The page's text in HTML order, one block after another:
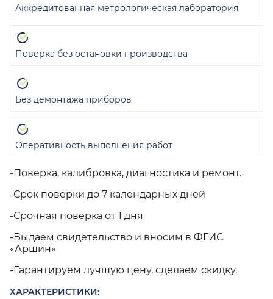
-Поверка, калибровка, диагностика и ремонт.
-Срок поверки до 7 календарных дней
-Срочная поверка от 1 дня
-Выдаем свидетельство и вносим в ФГИС
«Аршин»
-Гарантируем лучшую цену, сделаем скидку.
ХАРАКТЕРИСТИКИ:
Аккредитованная метрологическая лаборатория
Поверка без остановки производства
Без демонтажа приборов
Оперативность выполнения работ